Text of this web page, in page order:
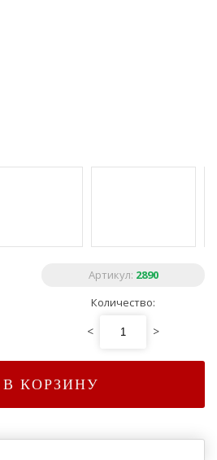
Артикул: 2890
Количество:
< >
В КОРЗИНУ